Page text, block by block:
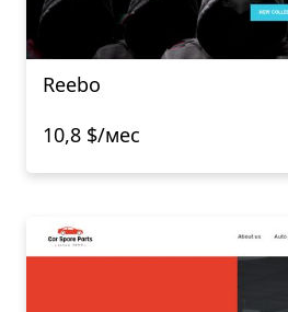
Reebo
10,8 $/мес